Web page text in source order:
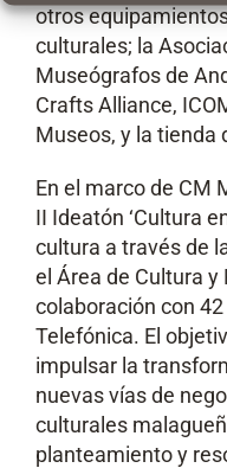
otros
culturales; la
Museógrafos de
Crafts Alliance,
Museos, y la tienda
En el marco de CM
II Ideatón ‘Cultura
cultura a través de
el Área de Cultura
colaboración con
Telefónica. El
impulsar la
nuevas vías de
culturales
planteamiento y